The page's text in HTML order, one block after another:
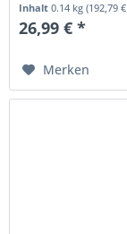
Inhalt0.14 kg(192,79 €
26,99 € *
Merken